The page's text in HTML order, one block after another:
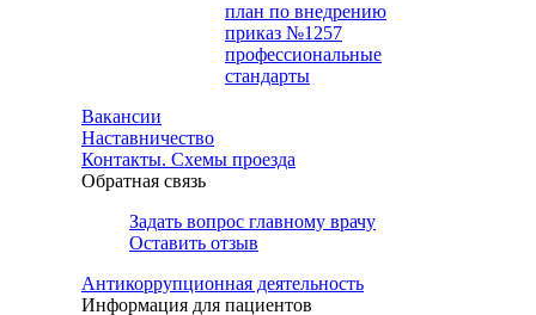
план по внедрению
приказ №1257
профессиональные
стандарты
Вакансии
Наставничество
Контакты. Схемы проезда
Обратная связь
Задать вопрос главному врачу
Оставить отзыв
Антикоррупционная деятельность
Информация для пациентов